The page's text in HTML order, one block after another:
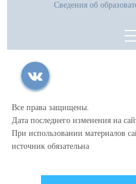
Сведения об
Все права защищены.
Дата последнего изменения на
При использовании материалов
источник обязательна